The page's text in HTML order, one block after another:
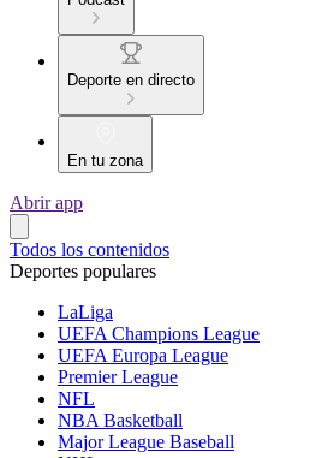
Deporte en directo
En tu zona
Abrir app
Todos los contenidos
Deportes populares
LaLiga
UEFA Champions League
UEFA Europa League
Premier League
NFL
NBA Basketball
Major League Baseball